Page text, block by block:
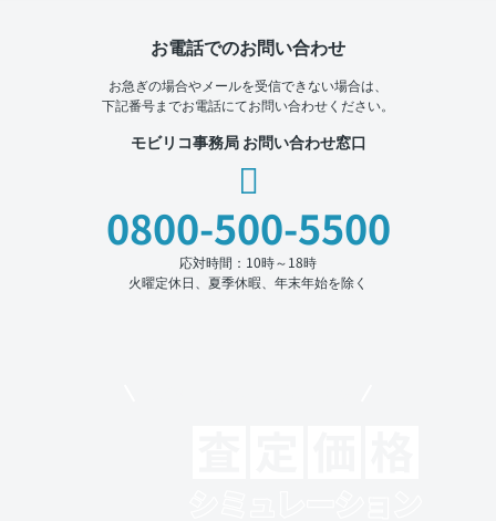
お電話でのお問い合わせ
お急ぎの場合やメールを受信できない場合は、
下記番号までお電話にてお問い合わせください。
モビリコ事務局 お問い合わせ窓口
0800-500-5500
応対時間：10時～18時
火曜定休日、夏季休暇、年末年始を除く